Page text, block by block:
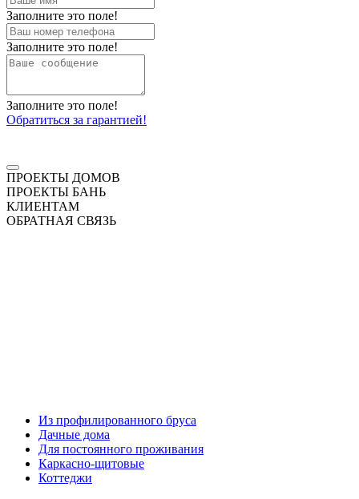
Заполните это поле!
Заполните это поле!
Заполните это поле!
Обратиться за гарантией!
ПРОЕКТЫ ДОМОВ
ПРОЕКТЫ БАНЬ
КЛИЕНТАМ
ОБРАТНАЯ СВЯЗЬ
Из профилированного бруса
Дачные дома
Для постоянного проживания
Каркасно-щитовые
Коттеджи